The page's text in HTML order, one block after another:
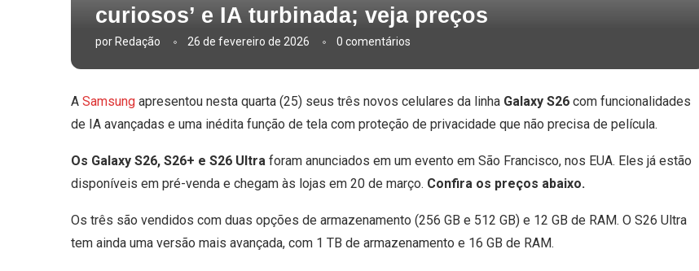
curiosos’ e IA turbinada; veja preços
por Redação 26 de fevereiro de 2026 0 comentários
A Samsung apresentou nesta quarta (25) seus três novos celulares da linha Galaxy S26 com funcionalidades
de IA avançadas e uma inédita função de tela com proteção de privacidade que não precisa de película.
Os Galaxy S26, S26+ e S26 Ultra foram anunciados em um evento em São Francisco, nos EUA. Eles já estão
disponíveis em pré-venda e chegam às lojas em 20 de março. Confira os preços abaixo.
Os três são vendidos com duas opções de armazenamento (256 GB e 512 GB) e 12 GB de RAM. O S26 Ultra
tem ainda uma versão mais avançada, com 1 TB de armazenamento e 16 GB de RAM.